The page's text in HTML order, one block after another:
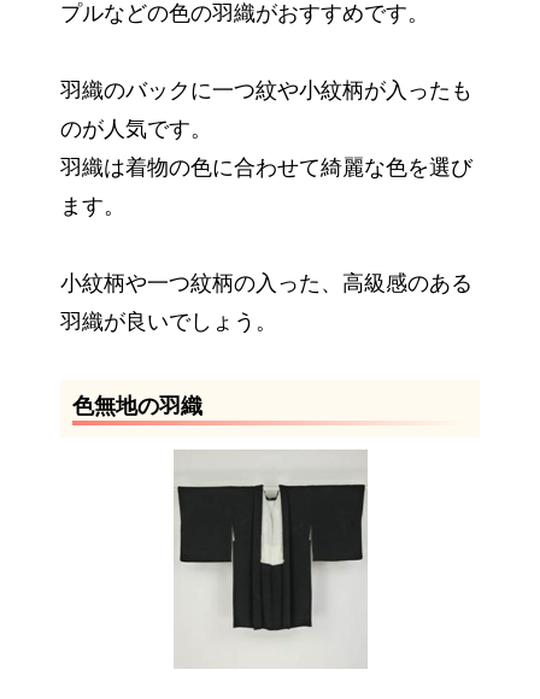
プルなどの色の羽織がおすすめです。
羽織のバックに一つ紋や小紋柄が入ったも
のが人気です。
羽織は着物の色に合わせて綺麗な色を選び
ます。
小紋柄や一つ紋柄の入った、高級感のある
羽織が良いでしょう。
色無地の羽織